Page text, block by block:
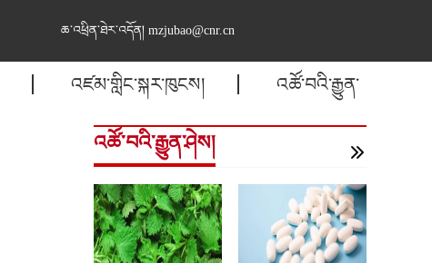
ཆ་འཕྲིན་ཐེར་འདོན། mzjubao@cnr.cn
འཛམ་གླིང་སྐར་ཁུངས། འཚོ་བའི་རྒྱུན་
འཚོ་བའི་རྒྱུན་ཤེས།